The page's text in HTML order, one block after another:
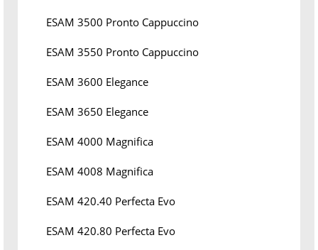
ESAM 3500 Pronto Cappuccino
ESAM 3550 Pronto Cappuccino
ESAM 3600 Elegance
ESAM 3650 Elegance
ESAM 4000 Magnifica
ESAM 4008 Magnifica
ESAM 420.40 Perfecta Evo
ESAM 420.80 Perfecta Evo